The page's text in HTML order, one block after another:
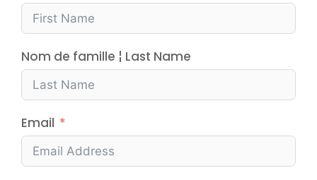
Nom de famille ¦ Last Name
Email